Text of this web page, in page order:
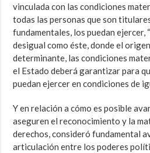
vinculada con las condiciones
todas las personas que son
fundamentales, los puedan ejercer,
desigual como éste, donde el
determinante, las condiciones
el Estado deberá garantizar para
puedan ejercer en condiciones de
Y en relación a cómo es posible
aseguren el reconocimiento y la
derechos,consideró fundamental
articulación entre los poderes